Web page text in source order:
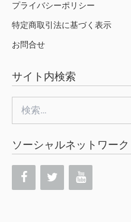
プライバシーポリシー
特定商取引法に基づく表示
お問合せ
サイト内検索
索:
ソーシャルネットワーク